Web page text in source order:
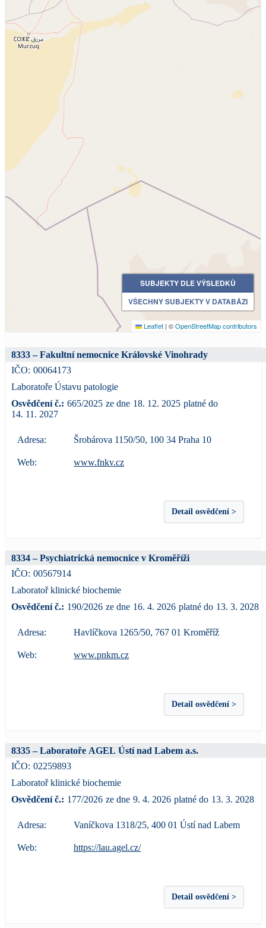
SUBJEKTY DLE VÝSLEDKŮ
VŠECHNY SUBJEKTY V DATABÁZI
Leaflet | ©OpenStreetMap contributors
8333 – Fakultní nemocnice Královské Vinohrady
IČO: 00064173
Laboratoře Ústavu patologie
Osvědčení č.: 665/2025 ze dne 18. 12. 2025 platné do
14. 11. 2027
Adresa: Šrobárova 1150/50, 100 34 Praha 10
Web: www.fnkv.cz
Detail osvědčení >
8334 – Psychiatrická nemocnice v Kroměříži
IČO: 00567914
Laboratoř klinické biochemie
Osvědčení č.: 190/2026 ze dne 16. 4. 2026 platné do 13. 3. 2028
Adresa: Havlíčkova 1265/50, 767 01 Kroměříž
Web: www.pnkm.cz
Detail osvědčení >
8335 – Laboratoře AGEL Ústí nad Labem a.s.
IČO: 02259893
Laboratoř klinické biochemie
Osvědčení č.: 177/2026 ze dne 9. 4. 2026 platné do 13. 3. 2028
Adresa: Vaníčkova 1318/25, 400 01 Ústí nad Labem
Web: https://lau.agel.cz/
Detail osvědčení >